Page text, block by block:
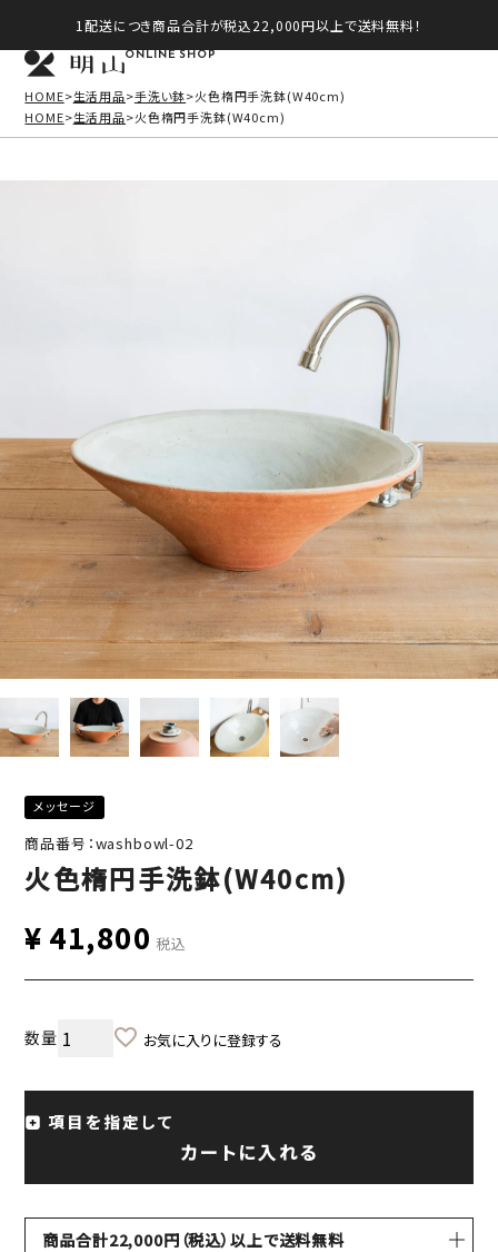
1配送につき商品合計が税込22,000円以上で送料無料！
ONLINE SHOP
HOME 生活用品 手洗い鉢
火色楕円手洗鉢(W40cm)
HOME
生活用品 火色楕円手洗鉢(W40cm)
メッセージ
商品番号：washbowl-02
火色楕円手洗鉢(W40cm)
¥ 41,800 税込
お気に入りに登録する
項目を指定して
カートに入れる
商品合計22,000円（税込）以上で送料無料